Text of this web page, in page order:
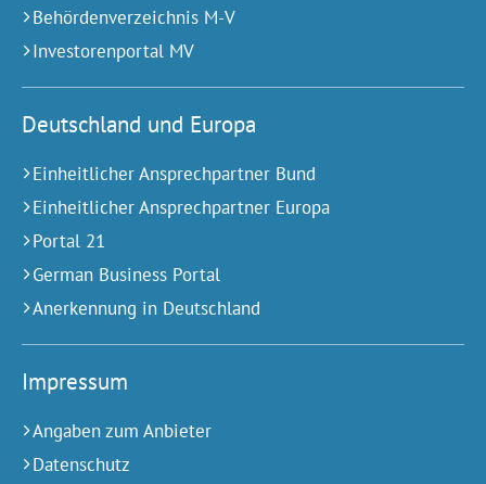
Behördenverzeichnis M-V
Investorenportal MV
Deutschland und Europa
Einheitlicher Ansprechpartner Bund
Einheitlicher Ansprechpartner Europa
Portal 21
German Business Portal
Anerkennung in Deutschland
Impressum
Angaben zum Anbieter
Datenschutz